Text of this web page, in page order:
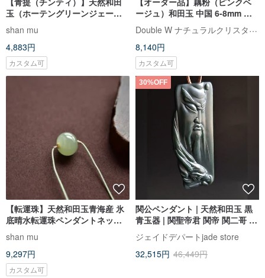
玉（ホーテングリーンジェー
ド）青海産晴水丸珠14KGFピア
ス
shan mu
4,883円
カスタム可
ージュ）和田玉 中国 6-8mm 天
然石 ロンデル型ビーズ
Double W ナチュラルクリスタルクリエーションパビリオン
8,140円
カスタム可
【転運珠】天然和田玉青海産 氷
底晴水転運珠ペンダントネック
レス
shan mu
9,297円
カスタム可
30%OFF
関公ペンダント | 天然和田玉 黒
青玉器 | 関聖帝君 関帝 関二哥 関
雲長 関羽
ジェイドデパートjade store
32,515円 46,449円